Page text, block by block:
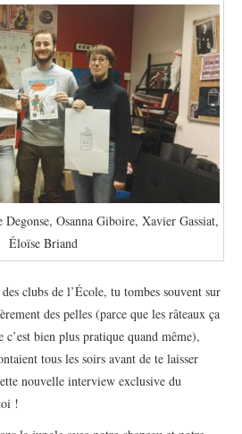
Osanna Giboire, Xavier Gassiat,
Éloïse Briand
clubs de l’École, tu tombes souvent sur
des pelles (parce que les râteaux ça
bien plus pratique quand même),
tous les soirs avant de te laisser
nouvelle interview exclusive du
!